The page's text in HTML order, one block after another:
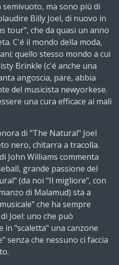
ma sono più di
Billy Joel, di nuovo in
tour", che da quasi un anno
C'é il mondo della moda,
quello stesso mondo a cui
Brinkle (c'é anche una
angoscia, pare, abbia
del musicista newyorkese.
una cura efficace ai mali
di "The Natural" Joel
nero, chitarra a tracolla.
John Williams commenta
grande passione del
(da noi "Il migliore", con
di Malamud) sta a
che ha sempre
Joel: uno che può
"scaletta" una canzone
senza che nessuno ci faccia